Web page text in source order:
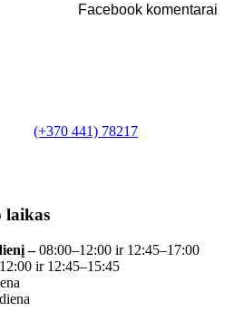
Facebook komentarai
(+370 441) 78217
laikas
–08:00–12:00 ir 12:45–17:00
ir 12:45–15:45